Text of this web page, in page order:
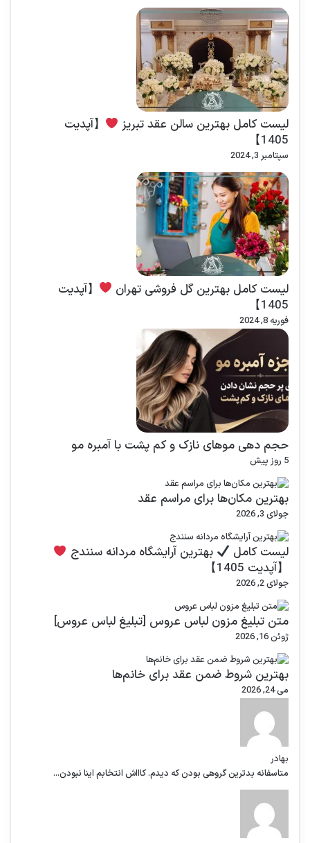
لیست کامل بهترین سالن عقد تبریز
【آپدیت
1405】
سپتامبر 3, 2024
لیست کامل بهترین گل فروشی تهران
【آپدیت
1405】
فوریه 8, 2024
حجم دهی موهای نازک و کم‌ پشت با آمبره مو
5 روز پیش
بهترین مکان‌ها برای مراسم عقد
جولای 3, 2026
لیست کامل
بهترین آرایشگاه مردانه سنندج
【آپدیت 1405】
جولای 2, 2026
متن تبلیغ مزون لباس عروس [تبلیغ لباس عروس]
ژوئن 16, 2026
بهترین شروط ضمن عقد برای خانم‌ها
می 24, 2026
بهادر
متاسفانه بدترین گروهی بودن که دیدم. کاااش انتخابم اینا نبودن...